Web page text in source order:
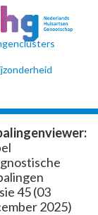
45 (03
2025)